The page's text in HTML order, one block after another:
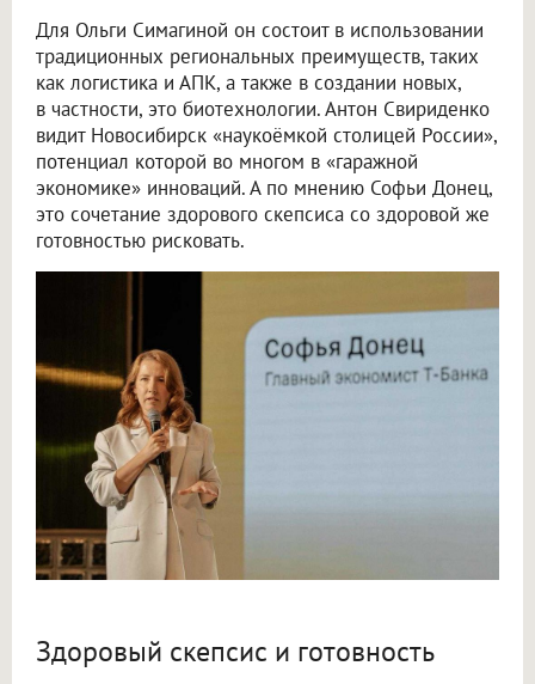
Для Ольги Симагиной он состоит в использовании
традиционных региональных преимуществ, таких
как логистика и АПК, а также в создании новых,
в частности, это биотехнологии. Антон Свириденко
видит Новосибирск «наукоёмкой столицей России»,
потенциал которой во многом в «гаражной
экономике» инноваций. А по мнению Софьи Донец,
это сочетание здорового скепсиса со здоровой же
готовностью рисковать.
Здоровый скепсис и готовность